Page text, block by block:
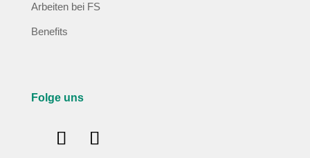
Arbeiten bei FS
Benefits
Folge uns